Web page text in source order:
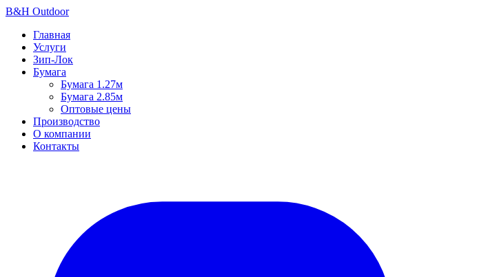
B&H Outdoor
Главная
Услуги
Зип-Лок
Бумага
Бумага 1.27м
Бумага 2.85м
Оптовые цены
Производство
О компании
Контакты